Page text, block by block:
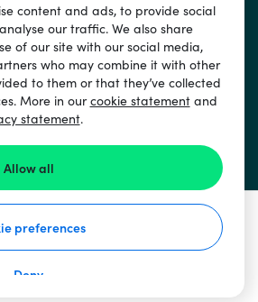
content and ads, to provide social
our traffic. We also share
of our site with our social media,
who may combine it with other
to them or that they’ve collected
More in ourcookie statementand
statement.
Allow all
preferences
Deny